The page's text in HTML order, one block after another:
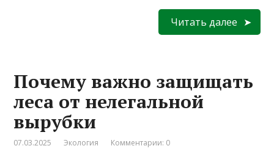
Читать далее
Почему важно защищать
леса от нелегальной
вырубки
07.03.2025 Экология Комментарии: 0